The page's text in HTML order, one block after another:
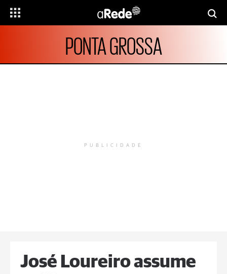
PONTA GROSSA
PUBLICIDADE
José Loureiro assume